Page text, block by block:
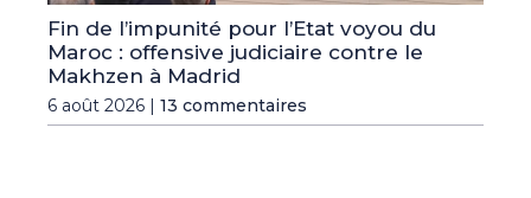
Fin de l’impunité pour l’Etat voyou du
Maroc : offensive judiciaire contre le
Makhzen à Madrid
6 août 2026 | 13 commentaires